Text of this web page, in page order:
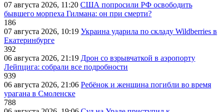
07 августа 2026, 11:20 США попросили РФ освободить
бывшего морпеха Гилмана: он при смерти?
186
07 августа 2026, 10:19 Украина ударила по складу Wildberries в
Екатеринбурге
392
06 августа 2026, 21:19 Дрон со взрывчаткой в аэропорту
Лейпцига: собрали все подробности
939
06 августа 2026, 21:06 Ребёнок и женщина погибли во время
урагана в Смоленске
788